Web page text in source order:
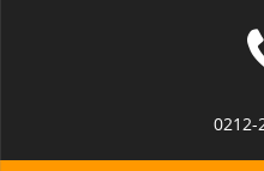
0212-